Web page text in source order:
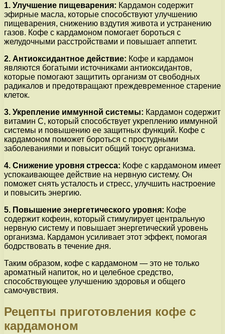
1. Улучшение пищеварения: Кардамон содержит
эфирные масла, которые способствуют улучшению
пищеварения, снижению вздутия живота и устранению
газов. Кофе с кардамоном помогает бороться с
желудочными расстройствами и повышает аппетит.
2. Антиоксидантное действие: Кофе и кардамон
являются богатыми источниками антиоксидантов,
которые помогают защитить организм от свободных
радикалов и предотвращают преждевременное старение
клеток.
3. Укрепление иммунной системы: Кардамон содержит
витамин C, который способствует укреплению иммунной
системы и повышению ее защитных функций. Кофе с
кардамоном поможет бороться с простудными
заболеваниями и повысит общий тонус организма.
4. Снижение уровня стресса: Кофе с кардамоном имеет
успокаивающее действие на нервную систему. Он
поможет снять усталость и стресс, улучшить настроение
и повысить энергию.
5. Повышение энергетического уровня: Кофе
содержит кофеин, который стимулирует центральную
нервную систему и повышает энергетический уровень
организма. Кардамон усиливает этот эффект, помогая
бодрствовать в течение дня.
Таким образом, кофе с кардамоном — это не только
ароматный напиток, но и целебное средство,
способствующее улучшению здоровья и общего
самочувствия.
Рецепты приготовления кофе с
кардамоном